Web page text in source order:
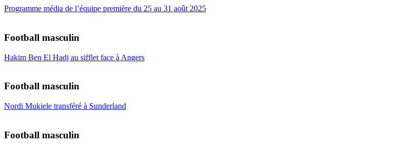
Programme média de l’équipe première du 25 au 31 août 2025
Football masculin
Hakim Ben El Hadj au sifflet face à Angers
Football masculin
Nordi Mukiele transféré à Sunderland
Football masculin